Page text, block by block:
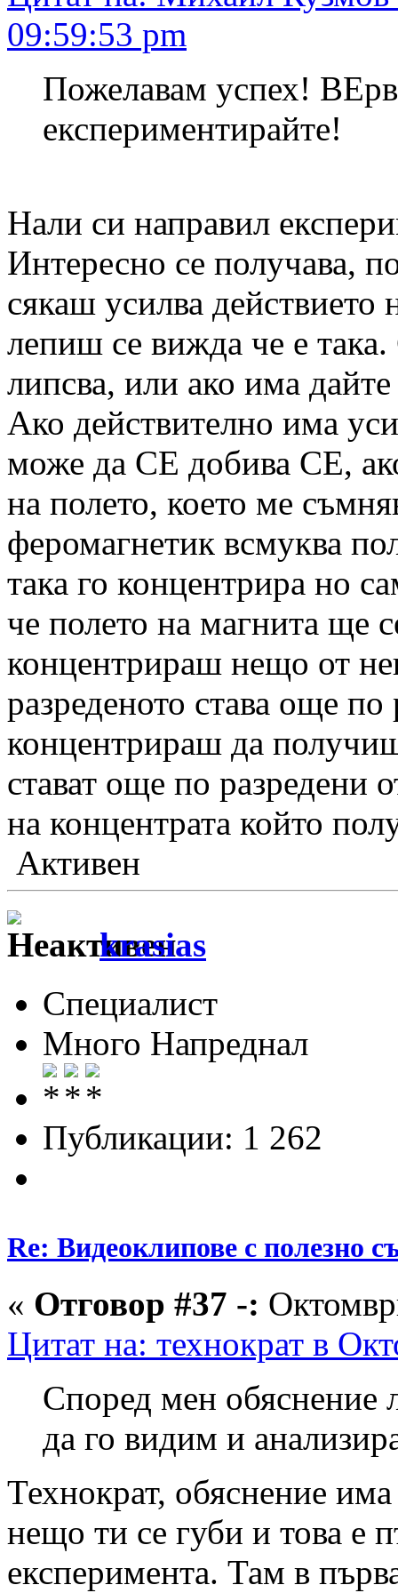
09:59:53 pm
Пожелавам успех!
експериментирайте!
Нали си направил
Интересно се получава,
сякаш усилва действието
лепиш се вижда че е
липсва, или ако има
Ако действително има
може да СЕ добива СЕ,
на полето, което ме
феромагнетик всмуква
така го концентрира но
че полето на магнита ще
концентрираш нещо от
разреденото става още
концентрираш да
стават още по разредени
на концентрата който
Активен
krasias
Специалист
Много Напреднал
Публикации: 1 262
Re: Видеоклипове с полезно
« Отговор #37 -:
Цитат на: технократ в
Според мен обяснение
да го видим и
Технократ, обяснение
нещо ти се губи и това е
експеримента. Там в